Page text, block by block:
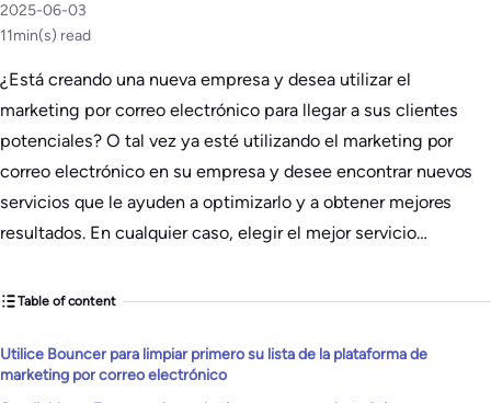
2025-06-03
11min(s) read
¿Está creando una nueva empresa y desea utilizar el
marketing por correo electrónico para llegar a sus clientes
potenciales? O tal vez ya esté utilizando el marketing por
correo electrónico en su empresa y desee encontrar nuevos
servicios que le ayuden a optimizarlo y a obtener mejores
resultados. En cualquier caso, elegir el mejor servicio…
Table of content
Utilice Bouncer para limpiar primero su lista de la plataforma de
marketing por correo electrónico